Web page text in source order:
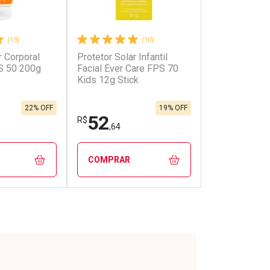
(13)
Corporal
50 200g
22% OFF
(10)
Protetor Solar Infantil
Facial Ever Care FPS 70
Kids 12g Stick
R$52,64
19% OFF
COMPRAR